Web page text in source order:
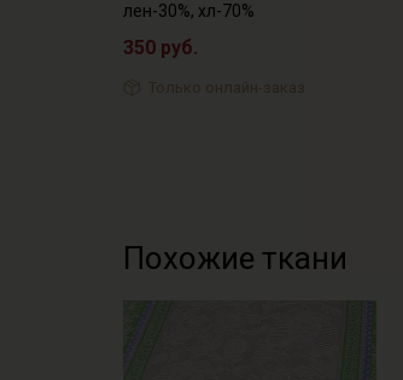
лен-30%, хл-70%
350 руб.
Только онлайн-заказ
Похожие ткани